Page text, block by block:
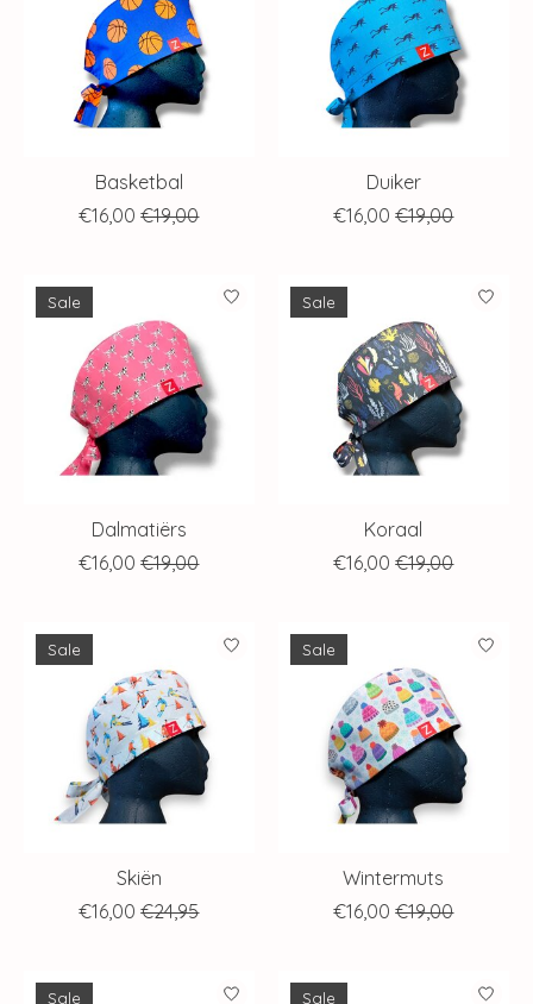
Basketbal
€16,00 €19,00
Duiker
€16,00 €19,00
Sale
Dalmatiërs
€16,00 €19,00
Sale
Koraal
€16,00 €19,00
Sale
Skiën
€16,00 €24,95
Sale
Wintermuts
€16,00 €19,00
Sale Sale